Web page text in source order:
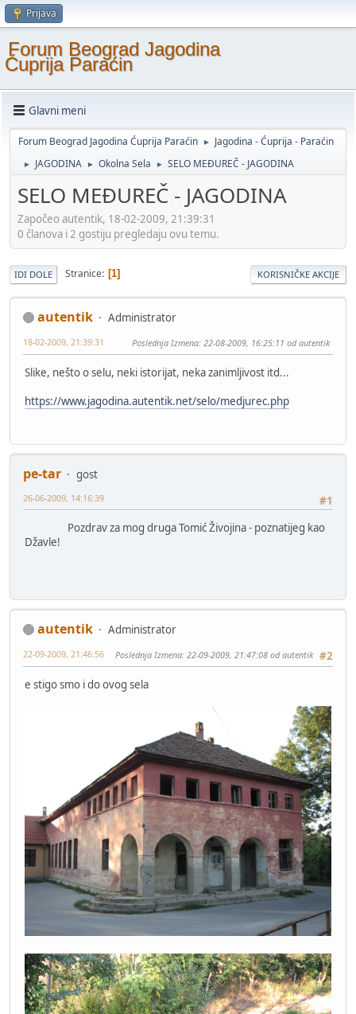
Prijava
Forum Beograd Jagodina
Ćuprija Paraćin
Glavni meni
Forum Beograd Jagodina Ćuprija Paraćin ► Jagodina - Ćuprija - Paraćin
► JAGODINA ► Okolna Sela ► SELO MEĐUREČ - JAGODINA
SELO MEĐUREČ - JAGODINA
Započeo autentik, 18-02-2009, 21:39:31
0 članova i 2 gostiju pregledaju ovu temu.
IDI DOLE Stranice 1 KORISNIČKE AKCIJE
autentik Administrator
18-02-2009, 21:39:31 Poslednja Izmena: 22-08-2009, 16:25:11 od autentik
Slike, nešto o selu, neki istorijat, neka zanimljivost itd...
https://www.jagodina.autentik.net/selo/medjurec.php
pe-tar
gost
#1
26-06-2009, 14:16:39
Pozdrav za mog druga Tomić Živojina - poznatijeg kao
Džavle!
autentik
Administrator
#2
22-09-2009, 21:46:56 Poslednja Izmena: 22-09-2009, 21:47:08 od autentik
e stigo smo i do ovog sela